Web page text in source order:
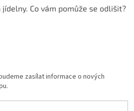
Co vám pomůže se odlišit?
zasílat informace o nových